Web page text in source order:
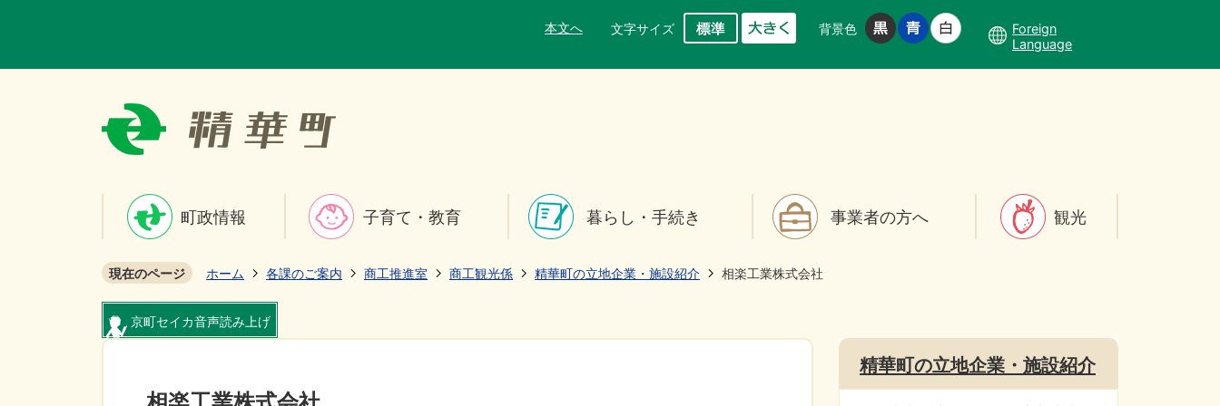
本文へ 文字サイズ 背景色
Foreign
Language
町政情報 子育て・教育 暮らし・手続き 事業者の方へ 観光
現在のページ ホーム 各課のご案内 商工推進室 商工観光係 精華町の立地企業・施設紹介 相楽工業株式会社
京町セイカ音声読み上げ
精華町の立地企業・施設紹介